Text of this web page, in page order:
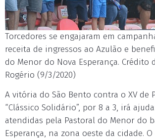
Torcedores se engajaram em
receita de ingressos ao Azulão e
do Menor do Nova Esperança. Crédito
Rogério (9/3/2020)
A vitória do São Bento contra o XV de
“Clássico Solidário”, por 8 a 3, irá
atendidas pela Pastoral do Menor do
Esperança, na zona oeste da cidade.